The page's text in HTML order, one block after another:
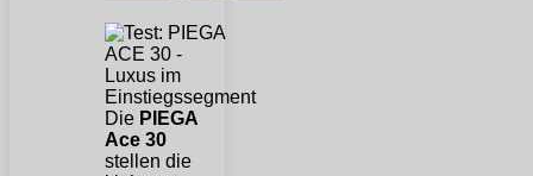
Die PIEGA
Ace 30
stellen die